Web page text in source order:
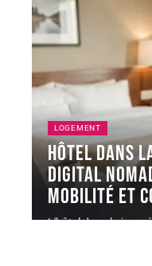
LOGEMENT
Hôtel dans
digital
mobilité et
L'hôtel dans la